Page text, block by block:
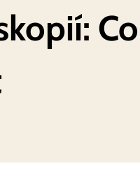
Co